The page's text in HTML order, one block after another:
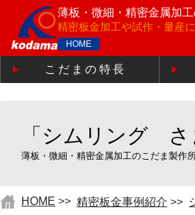
薄板・微細・精密金属加
精密板金加工や試作・量産
HOME
こだまの特長
「シムリング さ
薄板・微細・精密金属加工のこだま製作
HOME >> 精密板金事例紹介 >>